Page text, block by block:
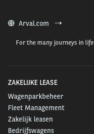
Arval.com
For the many journeys in life
ZAKELIJKE LEASE
Wagenparkbeheer
Fleet Management
Zakelijk leasen
Bedrijfswagens